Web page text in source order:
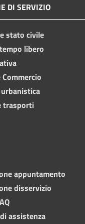
DI SERVIZIO
stato civile
libero
trasporti
appuntamento
disservizio
assistenza